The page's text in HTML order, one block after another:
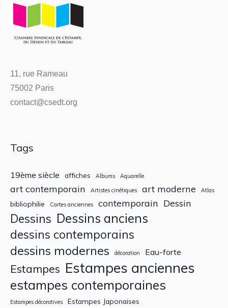
11, rue Rameau
75002 Paris
contact@csedt.org
Tags
19ème siècle affiches Albums Aquarelle
art contemporain Artistes cinétiques art moderne Atlas
bibliophilie Cartes anciennes contemporain Dessin
Dessins Dessins anciens
dessins contemporains
dessins modernes décoration Eau-forte
Estampes Estampes anciennes
estampes contemporaines
Estampes décoratives Estampes Japonaises